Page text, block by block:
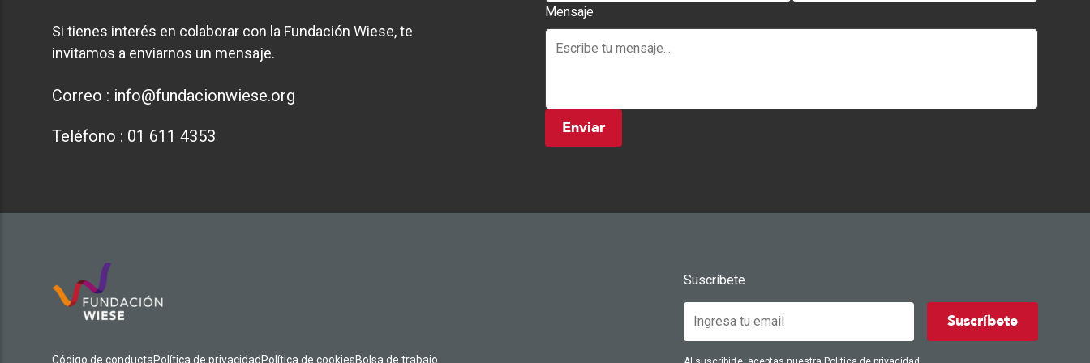
Si tienes interés en colaborar con la Fundación Wiese, te
invitamos a enviarnos un mensaje.
Correo : info@fundacionwiese.org
Teléfono : 01 611 4353
Mensaje
Enviar
Código de conductaPolítica de privacidad Política de cookiesBolsa de trabajo
Suscríbete
Suscríbete